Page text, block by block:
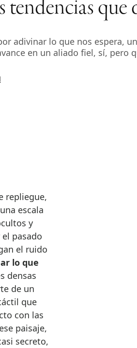
tendencias
adivinar lo que nos espera,
en un aliado fiel, sí, pero
escala
y
pasado
el ruido
lo que
densas
de un
que
con las
paisaje,
secreto,